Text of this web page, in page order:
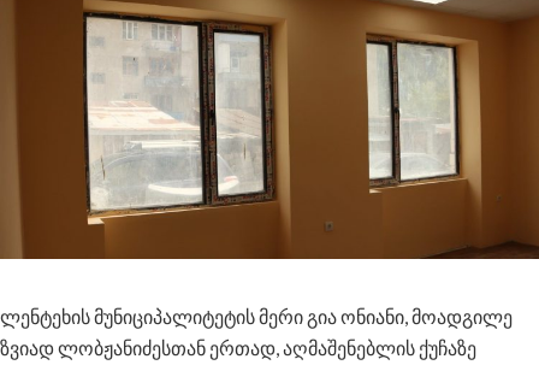
ლენტეხის მუნიციპალიტეტის მერი გია ონიანი, მოადგილე
ზვიად ლობჟანიძესთან ერთად, აღმაშენებლის ქუჩაზე